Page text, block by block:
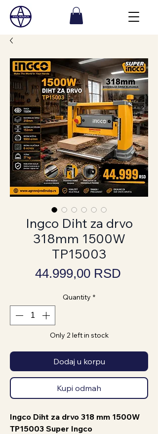
Ingco Diht za drvo
318mm 1500W
TP15003
44.999,00 RSDPrice
Quantity *
Only 2 left in stock
Dodaj u korpu
Kupi odmah
Ingco Diht za drvo 318 mm 1500W
TP15003 Super Ingco